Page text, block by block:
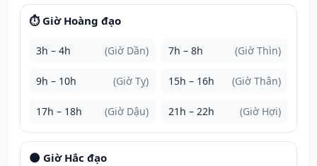
⏱️ Giờ Hoàng đạo
3h – 4h (Giờ Dần) 7h – 8h (Giờ Thìn)
9h – 10h (Giờ Tỵ) 15h – 16h (Giờ Thân)
17h – 18h (Giờ Dậu) 21h – 22h (Giờ Hợi)
🌑 Giờ Hắc đạo